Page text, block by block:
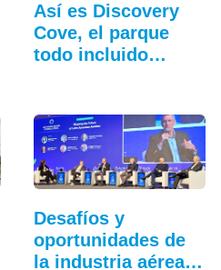
Así es Discovery
Cove, el parque
todo incluido
Desafíos y
oportunidades de
la industria aérea